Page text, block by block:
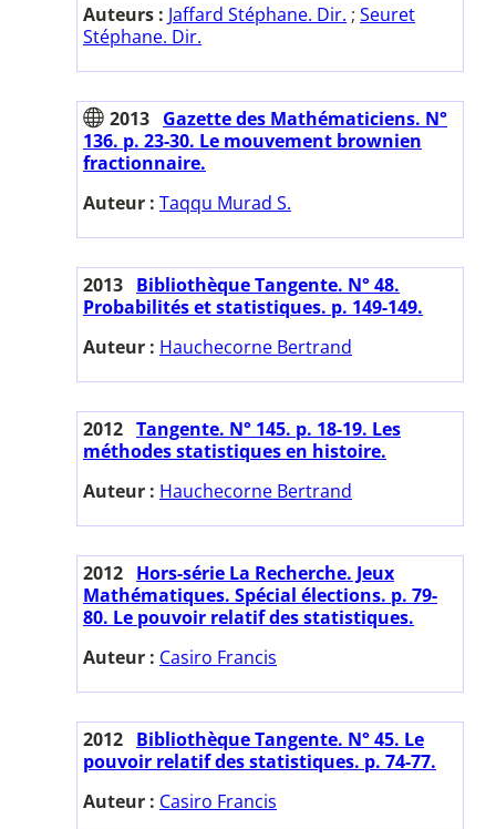
Auteurs : Jaffard Stéphane. Dir. ; Seuret
Stéphane. Dir.
2013 Gazette des Mathématiciens. N°
136. p. 23-30. Le mouvement brownien
fractionnaire.
Auteur : Taqqu Murad S.
2013 Bibliothèque Tangente. N° 48.
Probabilités et statistiques. p. 149-149.
Auteur : Hauchecorne Bertrand
2012 Tangente. N° 145. p. 18-19. Les
méthodes statistiques en histoire.
Auteur : Hauchecorne Bertrand
2012 Hors-série La Recherche. Jeux
Mathématiques. Spécial élections. p. 79-
80. Le pouvoir relatif des statistiques.
Auteur : Casiro Francis
2012 Bibliothèque Tangente. N° 45. Le
pouvoir relatif des statistiques. p. 74-77.
Auteur : Casiro Francis